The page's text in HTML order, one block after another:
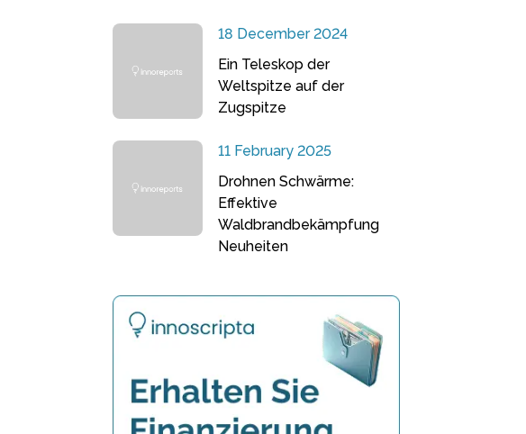
18 December 2024
Ein Teleskop der
Weltspitze auf der
Zugspitze
11 February 2025
Drohnen Schwärme:
Effektive
Waldbrandbekämpfung
Neuheiten